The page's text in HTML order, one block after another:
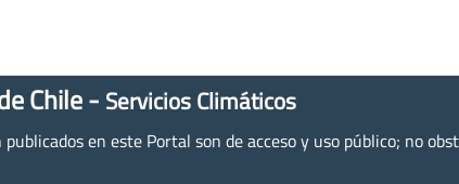
Chile - Servicios Climáticos
en este Portal son de acceso y uso público; no